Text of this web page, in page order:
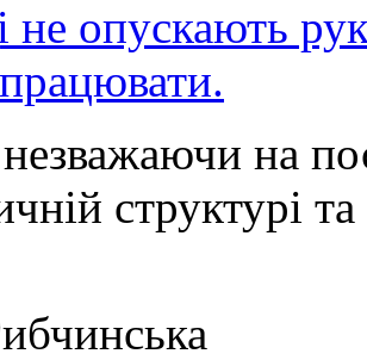
не опускають
незважаючи на
структурі